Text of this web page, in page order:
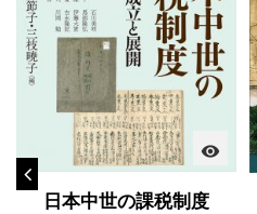
visibility
日本中世の課税制度